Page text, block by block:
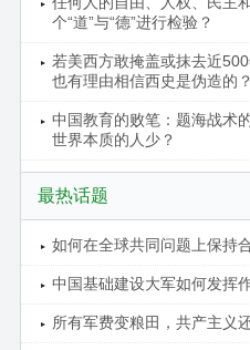
个“道”与“德”进行检验？
若美西方敢掩盖或抹去近
也有理由相信西史是伪造的？
中国教育的败笔：题海战术
世界本质的人少？
最热话题
如何在全球共同问题上保持
中国基础建设大军如何发挥
所有军费变粮田，共产主义